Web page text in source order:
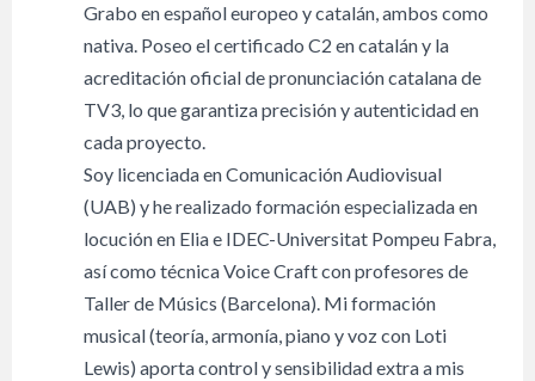
Grabo en español europeo y catalán, ambos como
nativa. Poseo el certificado C2 en catalán y la
acreditación oficial de pronunciación catalana de
TV3, lo que garantiza precisión y autenticidad en
cada proyecto.
Soy licenciada en Comunicación Audiovisual
(UAB) y he realizado formación especializada en
locución en Elia e IDEC-Universitat Pompeu Fabra,
así como técnica Voice Craft con profesores de
Taller de Músics (Barcelona). Mi formación
musical (teoría, armonía, piano y voz con Loti
Lewis) aporta control y sensibilidad extra a mis